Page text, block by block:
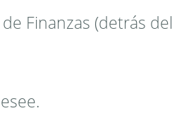
Finanzas (detrás del